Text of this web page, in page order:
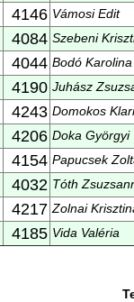
4146 Vámosi Edit
4084 Szebeni
4044 Bodó Karolina
4190 Juhász
4243 Domokos
4206 Doka Györgyi
4154 Papucsek
4032 Tóth
4217 Zolnai
4185 Vida Valéria